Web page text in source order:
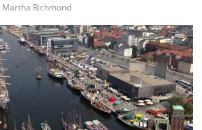
Martha Richmond